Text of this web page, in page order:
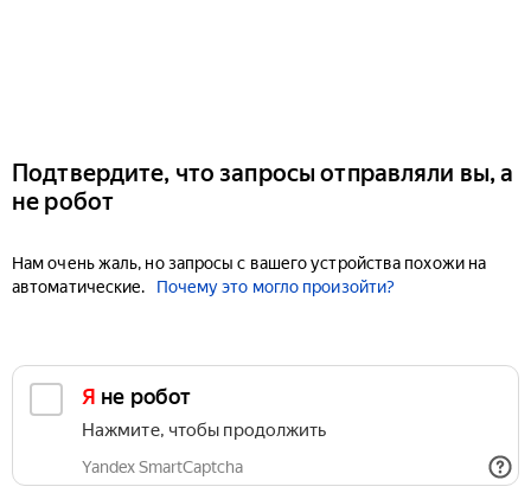
Подтвердите, что запросы отправляли вы, а
не робот
Нам очень жаль, но запросы с вашего устройства похожи на
автоматические.
Почему это могло произойти?
Я не робот
Нажмите, чтобы продолжить
Yandex SmartCaptcha